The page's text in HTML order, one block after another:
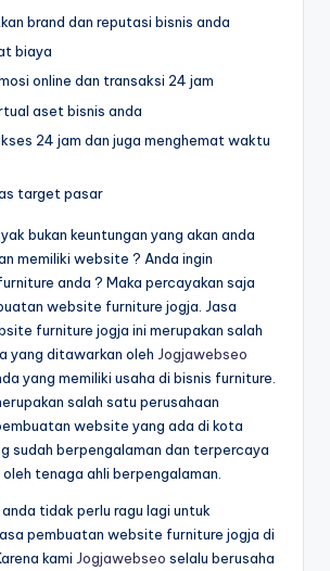
brand dan reputasi bisnis anda
biaya
online dan transaksi 24 jam
aset bisnis anda
24 jam dan juga menghemat waktu
target pasar
bukan keuntungan yang akan anda
memiliki website ? Anda ingin
anda ? Maka percayakan saja
website furniture jogja. Jasa
furniture jogja ini merupakan salah
yang ditawarkan oleh Jogjawebseo
yang memiliki usaha di bisnis furniture.
salah satu perusahaan
website yang ada di kota
sudah berpengalaman dan terpercaya
tenaga ahli berpengalaman.
tidak perlu ragu lagi untuk
pembuatan website furniture jogja di
kami Jogjawebseo selalu berusaha